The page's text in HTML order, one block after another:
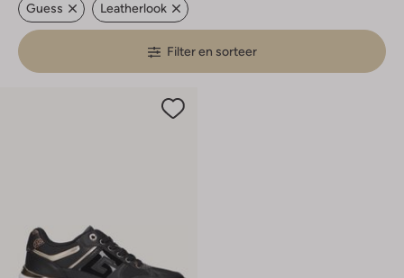
Guess Leatherlook
Filter en sorteer